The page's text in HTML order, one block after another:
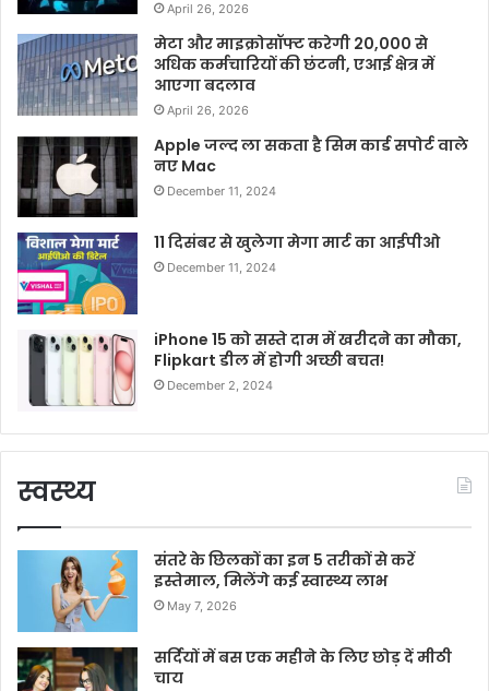
April 26, 2026
मेटा और माइक्रोसॉफ्ट करेगी 20,000 से
अधिक कर्मचारियों की छंटनी, एआई क्षेत्र में
आएगा बदलाव
April 26, 2026
Apple जल्द ला सकता है सिम कार्ड सपोर्ट वाले
नए Mac
December 11, 2024
11 दिसंबर से खुलेगा मेगा मार्ट का आईपीओ
December 11, 2024
iPhone 15 को सस्ते दाम में खरीदने का मौका,
Flipkart डील में होगी अच्छी बचत!
December 2, 2024
स्वस्थ्य
संतरे के छिलकों का इन 5 तरीकों से करें
इस्तेमाल, मिलेंगे कई स्वास्थ्य लाभ
May 7, 2026
सर्दियों में बस एक महीने के लिए छोड़ दें मीठी
चाय